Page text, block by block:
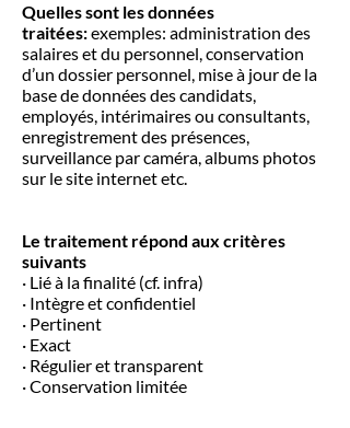
Quelles sont les données
traitées:exemples: administration des
salaires et du personnel, conservation
d’un dossier personnel, mise à jour de la
base de données des candidats,
employés, intérimaires ou consultants,
enregistrement des présences,
surveillance par caméra, albums photos
sur le site internet etc.
Le traitement répond aux critères
suivants
· Lié à la finalité (cf. infra)
· Intègre et confidentiel
· Pertinent
· Exact
· Régulier et transparent
· Conservation limitée